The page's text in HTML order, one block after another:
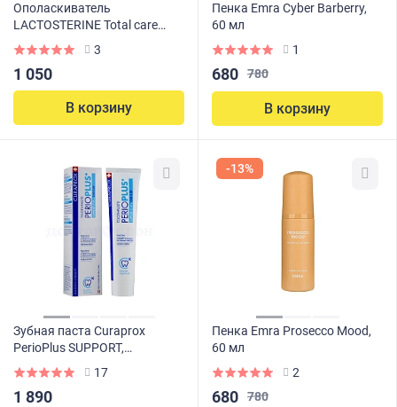
Ополаскиватель
LACTOSTERINE Total care
Комплексный уход, 350мл
3
1 050
В корзину
Пенка Emra Cyber Barberry,
60 мл
1
780
680
В корзину
Зубная паста Curaprox
PerioPlus SUPPORT,
хлоргексидин 0,09% 75 мл
17
1 890
-13%
Пенка Emra Prosecco Mood,
60 мл
2
780
680